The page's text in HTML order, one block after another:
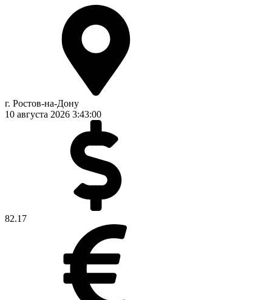
г. Ростов-на-Дону
10 августа 2026 3:43:01
82.17